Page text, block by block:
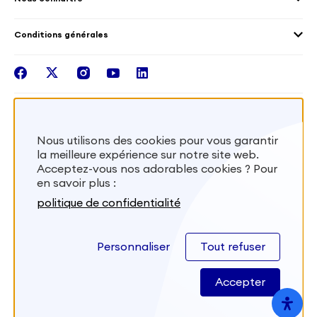
Santé
Les missions de France Volontaires
Intégrer nos équipes
Conditions générales
facebook
twitterinstagram
youtubelinkedin
S'inscrire
Besoin d’aide? Visitez notre foire aux
Nous utilisons des cookies pour vous garantir
la meilleure expérience sur notre site web.
Acceptez-vous nos adorables cookies ? Pour
en savoir plus :
politique de confidentialité
Personnaliser Tout refuser
Accepter